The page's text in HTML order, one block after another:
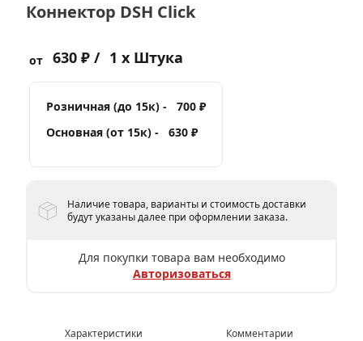
Коннектор DSH Click
от 630 ₽ / 1 x Штука
Розничная (до 15к) -
700 ₽
Основная (от 15к) -
630 ₽
Наличие товара, варианты и стоимость доставки
будут указаны далее при оформлении заказа.
Для покупки товара вам необходимо
Авторизоваться
Характеристики Комментарии